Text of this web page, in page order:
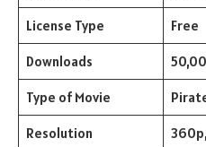
License Type Free
Downloads
Type of Movie
Resolution